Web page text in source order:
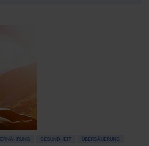
ERNÄHRUNG GESUNDHEIT ÜBERSÄUERUNG